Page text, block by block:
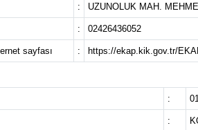
: UZUNOLUK MAH.
: 02426436052
sayfası : https://ekap.kik.gov.tr/
:
: